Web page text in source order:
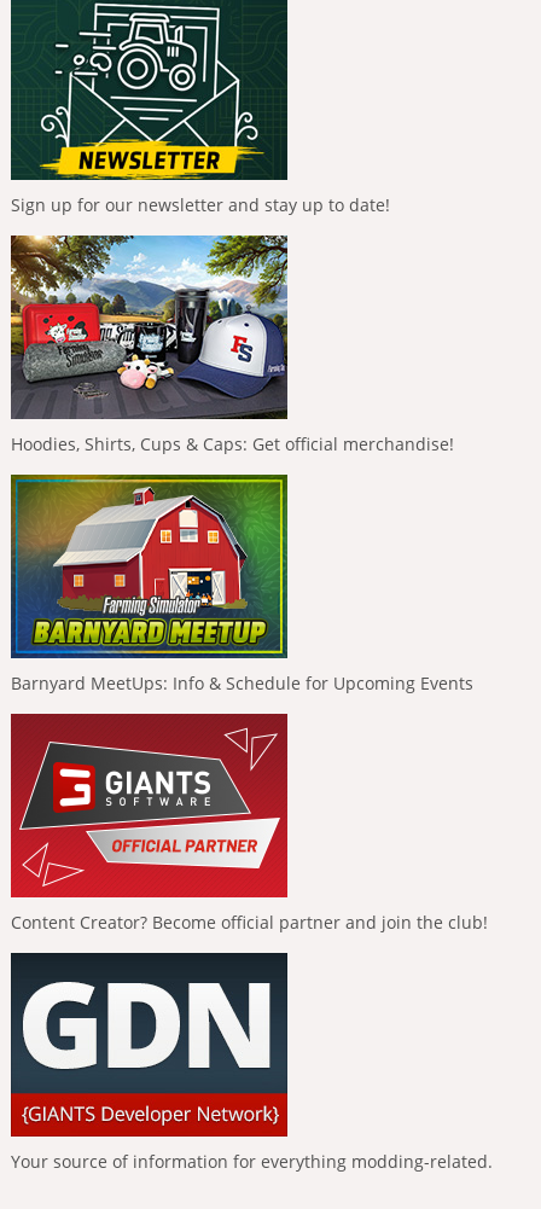
Sign up for our newsletter and stay up to date!
Hoodies, Shirts, Cups & Caps: Get official merchandise!
Barnyard MeetUps: Info & Schedule for Upcoming Events
Content Creator? Become official partner and join the club!
Your source of information for everything modding-related.